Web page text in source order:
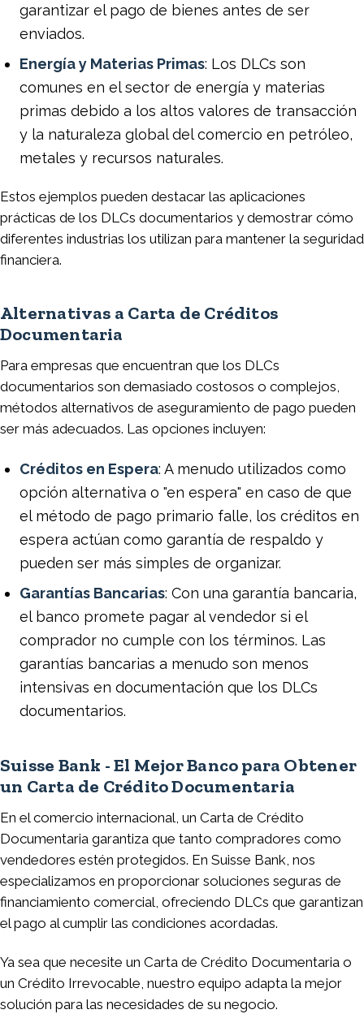
garantizar el pago de bienes antes de ser
enviados.
Energía y Materias Primas: Los DLCs son
comunes en el sector de energía y materias
primas debido a los altos valores de transacción
y la naturaleza global del comercio en petróleo,
metales y recursos naturales.
Estos ejemplos pueden destacar las aplicaciones
prácticas de los DLCs documentarios y demostrar cómo
diferentes industrias los utilizan para mantener la seguridad
financiera.
Alternativas a Carta de Créditos
Documentaria
Para empresas que encuentran que los DLCs
documentarios son demasiado costosos o complejos,
métodos alternativos de aseguramiento de pago pueden
ser más adecuados. Las opciones incluyen:
Créditos en Espera: A menudo utilizados como
opción alternativa o "en espera" en caso de que
el método de pago primario falle, los créditos en
espera actúan como garantía de respaldo y
pueden ser más simples de organizar.
Garantías Bancarias: Con una garantía bancaria,
el banco promete pagar al vendedor si el
comprador no cumple con los términos. Las
garantías bancarias a menudo son menos
intensivas en documentación que los DLCs
documentarios.
Suisse Bank - El Mejor Banco para Obtener
un Carta de Crédito Documentaria
En el comercio internacional, un Carta de Crédito
Documentaria garantiza que tanto compradores como
vendedores estén protegidos. En Suisse Bank, nos
especializamos en proporcionar soluciones seguras de
financiamiento comercial, ofreciendo DLCs que garantizan
el pago al cumplir las condiciones acordadas.
Ya sea que necesite un Carta de Crédito Documentaria o
un Crédito Irrevocable, nuestro equipo adapta la mejor
solución para las necesidades de su negocio.